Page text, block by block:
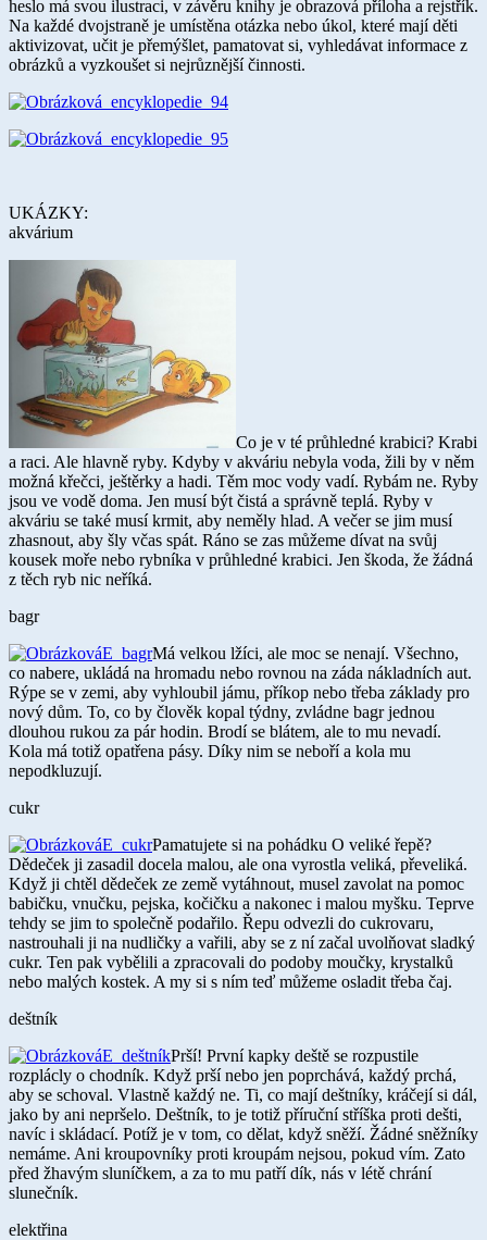
heslo má svou ilustraci, v závěru knihy je obrazová příloha a rejstřík.
Na každé dvojstraně je umístěna otázka nebo úkol, které mají děti
aktivizovat, učit je přemýšlet, pamatovat si, vyhledávat informace z
obrázků a vyzkoušet si nejrůznější činnosti.
UKÁZKY:
akvárium
Co je v té průhledné krabici? Krabi
a raci. Ale hlavně ryby. Kdyby v akváriu nebyla voda, žili by v něm
možná křečci, ještěrky a hadi. Těm moc vody vadí. Rybám ne. Ryby
jsou ve vodě doma. Jen musí být čistá a správně teplá. Ryby v
akváriu se také musí krmit, aby neměly hlad. A večer se jim musí
zhasnout, aby šly včas spát. Ráno se zas můžeme dívat na svůj
kousek moře nebo rybníka v průhledné krabici. Jen škoda, že žádná
z těch ryb nic neříká.
bagr
Má velkou lžíci, ale moc se nenají. Všechno,
co nabere, ukládá na hromadu nebo rovnou na záda nákladních aut.
Rýpe se v zemi, aby vyhloubil jámu, příkop nebo třeba základy pro
nový dům. To, co by člověk kopal týdny, zvládne bagr jednou
dlouhou rukou za pár hodin. Brodí se blátem, ale to mu nevadí.
Kola má totiž opatřena pásy. Díky nim se neboří a kola mu
nepodkluzují.
cukr
Pamatujete si na pohádku O veliké řepě?
Dědeček ji zasadil docela malou, ale ona vyrostla veliká, převeliká.
Když ji chtěl dědeček ze země vytáhnout, musel zavolat na pomoc
babičku, vnučku, pejska, kočičku a nakonec i malou myšku. Teprve
tehdy se jim to společně podařilo. Řepu odvezli do cukrovaru,
nastrouhali ji na nudličky a vařili, aby se z ní začal uvolňovat sladký
cukr. Ten pak vybělili a zpracovali do podoby moučky, krystalků
nebo malých kostek. A my si s ním teď můžeme osladit třeba čaj.
deštník
Prší! První kapky deště se rozpustile
rozplácly o chodník. Když prší nebo jen poprchává, každý prchá,
aby se schoval. Vlastně každý ne. Ti, co mají deštníky, kráčejí si dál,
jako by ani nepršelo. Deštník, to je totiž příruční stříška proti dešti,
navíc i skládací. Potíž je v tom, co dělat, když sněží. Žádné sněžníky
nemáme. Ani kroupovníky proti kroupám nejsou, pokud vím. Zato
před žhavým sluníčkem, a za to mu patří dík, nás v létě chrání
slunečník.
elektřina